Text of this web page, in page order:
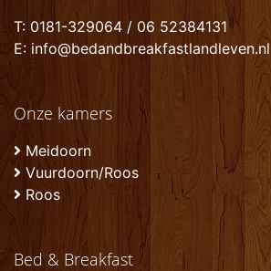
T: 0181-329064 / 06 52384131
E: info@bedandbreakfastlandleven.nl
Onze kamers
Meidoorn
Vuurdoorn/Roos
Roos
Bed & Breakfast